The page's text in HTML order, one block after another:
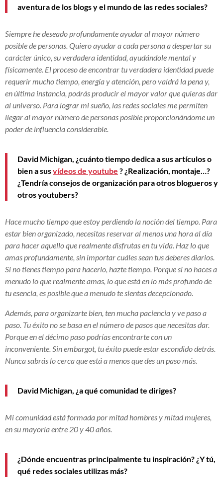
aventura de los blogs y el mundo de las redes sociales?
Siempre he deseado profundamente ayudar al mayor número
posible de personas. Quiero ayudar a cada persona a despertar su
carácter único, su verdadera identidad, ayudándole mental y
físicamente. El proceso de encontrar tu verdadera identidad puede
requerir mucho tiempo, energía y atención, pero valdrá la pena y,
en última instancia, podrás producir el mayor valor que quieras dar
al universo. Para lograr mi sueño, las redes sociales me permiten
llegar al mayor número de personas posible proporcionándome un
poder de influencia considerable.
David Michigan, ¿cuánto tiempo dedica a sus artículos o
bien a susvídeos de youtube ? ¿Realización, montaje…?
¿Tendría consejos de organización para otros blogueros y
otros youtubers?
Hace mucho tiempo que estoy perdiendo la noción del tiempo. Para
estar bien organizado, necesitas reservar al menos una hora al día
para hacer aquello que realmente disfrutas en tu vida. Haz lo que
amas profundamente, sin importar cuáles sean tus deberes diarios.
Si no tienes tiempo para hacerlo, hazte tiempo. Porque si no haces a
menudo lo que realmente amas, lo que está en lo más profundo de
tu esencia, es posible que a menudo te sientas decepcionado.
Además, para organizarte bien, ten mucha paciencia y ve paso a
paso. Tu éxito no se basa en el número de pasos que necesitas dar.
Porque en el décimo paso podrías encontrarte con un
inconveniente. Sin embargot, tu éxito puede estar escondido detrás.
Nunca sabrás lo cerca que está a menos que des un paso más.
David Michigan, ¿a qué comunidad te diriges?
Mi comunidad está formada por mitad hombres y mitad mujeres,
en su mayoría entre 20 y 40 años.
¿Dónde encuentras principalmente tu inspiración? ¿Y tú,
qué redes sociales utilizas más?